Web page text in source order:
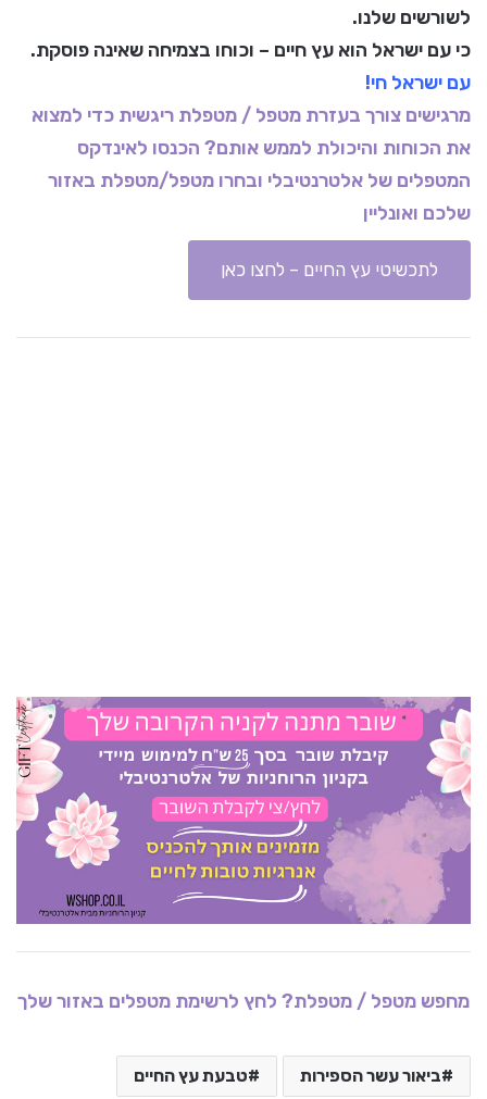
לשורשים שלנו.
כי עם ישראל הוא עץ חיים – וכוחו בצמיחה שאינה פוסקת.
עם ישראל חי!
מרגישים צורך בעזרת מטפל / מטפלת ריגשית כדי למצוא
את הכוחות והיכולת לממש אותם? הכנסו לאינדקס
המטפלים של אלטרנטיבלי ובחרו מטפל/מטפלת באזור
שלכם ואונליין
לתכשיטי עץ החיים – לחצו כאן
מחפש מטפל / מטפלת? לחץ לרשימת מטפלים באזור שלך
ביאור עשר הספירות טבעת עץ החיים